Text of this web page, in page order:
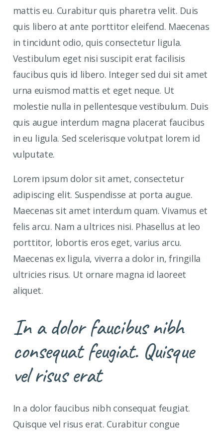
mattis eu. Curabitur quis pharetra velit. Duis
quis libero at ante porttitor eleifend. Maecenas
in tincidunt odio, quis consectetur ligula.
Vestibulum eget nisi suscipit erat facilisis
faucibus quis id libero. Integer sed dui sit amet
urna euismod mattis et eget neque. Ut
molestie nulla in pellentesque vestibulum. Duis
quis augue interdum magna placerat faucibus
in eu ligula. Sed scelerisque volutpat lorem id
vulputate.
Lorem ipsum dolor sit amet, consectetur
adipiscing elit. Suspendisse at porta augue.
Maecenas sit amet interdum quam. Vivamus et
felis arcu. Nam a ultrices nisi. Phasellus at leo
porttitor, lobortis eros eget, varius arcu.
Maecenas ex ligula, viverra a dolor in, fringilla
ultricies risus. Ut ornare magna id laoreet
aliquet.
In a dolor faucibus nibh
consequat feugiat. Quisque
vel risus erat
In a dolor faucibus nibh consequat feugiat.
Quisque vel risus erat. Curabitur congue